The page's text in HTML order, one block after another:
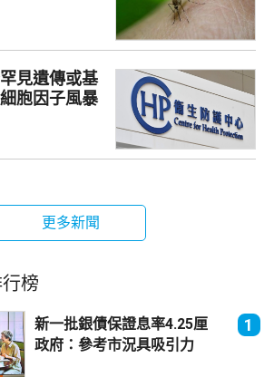
見遺傳或基
胞因子風暴
更多新聞
榜
新一批銀債保證息率4.25厘
政府：參考市況具吸引力
1